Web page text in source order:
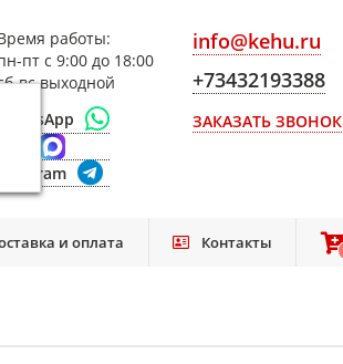
работы:
пт с 9:00 до 18:00
вс выходной
info@kehu.ru
+73432193388
ЗАКАЗАТЬ ЗВОНОК
и оплата Контакты